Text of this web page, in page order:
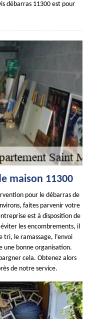
débarras 11300 est pour
maison 11300
pour le débarras de
faites parvenir votre
est à disposition de
les encombrements, il
tri, le ramassage, l’envoi
une bonne organisation.
cela. Obtenez alors
de notre service.